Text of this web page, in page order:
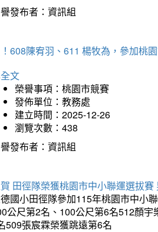
發布者：資訊組
608陳宥羽、611 楊牧為，參加桃
文
榮譽事項：桃園市競賽
發佈單位：教務處
建立時間：2025-12-26
瀏覽次數：438
發布者：資訊組
田徑隊榮獲桃園市中小聯運選拔賽
國小田徑隊參加115年桃園市中小
公尺第2名、100公尺第6名512顏
509張宸霖榮獲跳遠第6名